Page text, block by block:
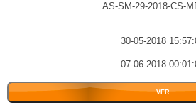
AS-SM-29-2018-CS-
30-05-2018
07-06-2018
VER